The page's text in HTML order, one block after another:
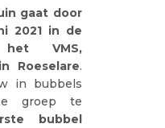
gaat door
2021 in de
VMS,
Roeselare.
in bubbels
groep te
bubbel